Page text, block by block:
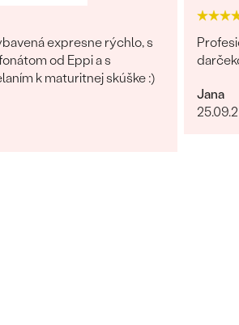
SI
Champagne
expresne rýchlo, s
od Eppi a s
k maturitnej skúške :)
Jana